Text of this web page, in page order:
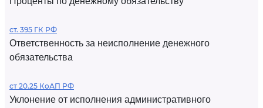
ст. 395 ГК РФ
Ответственность за неисполнение денежного
обязательства
ст 20.25 КоАП РФ
Уклонение от исполнения административного